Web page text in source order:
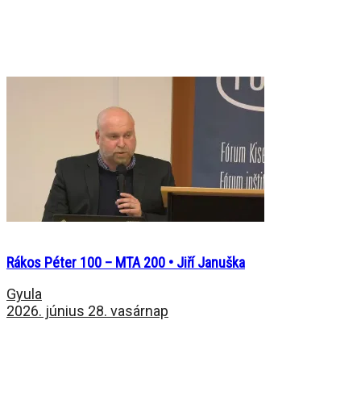
Rákos Péter 100 – MTA 200 • Jiří Januška
Gyula
2026. június 28. vasárnap